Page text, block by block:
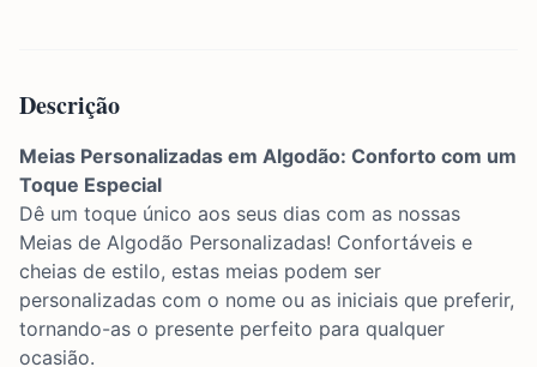
Descrição
Meias Personalizadas em Algodão: Conforto com um
Toque Especial
Dê um toque único aos seus dias com as nossas
Meias de Algodão Personalizadas! Confortáveis e
cheias de estilo, estas meias podem ser
personalizadas com o nome ou as iniciais que preferir,
tornando-as o presente perfeito para qualquer
ocasião.